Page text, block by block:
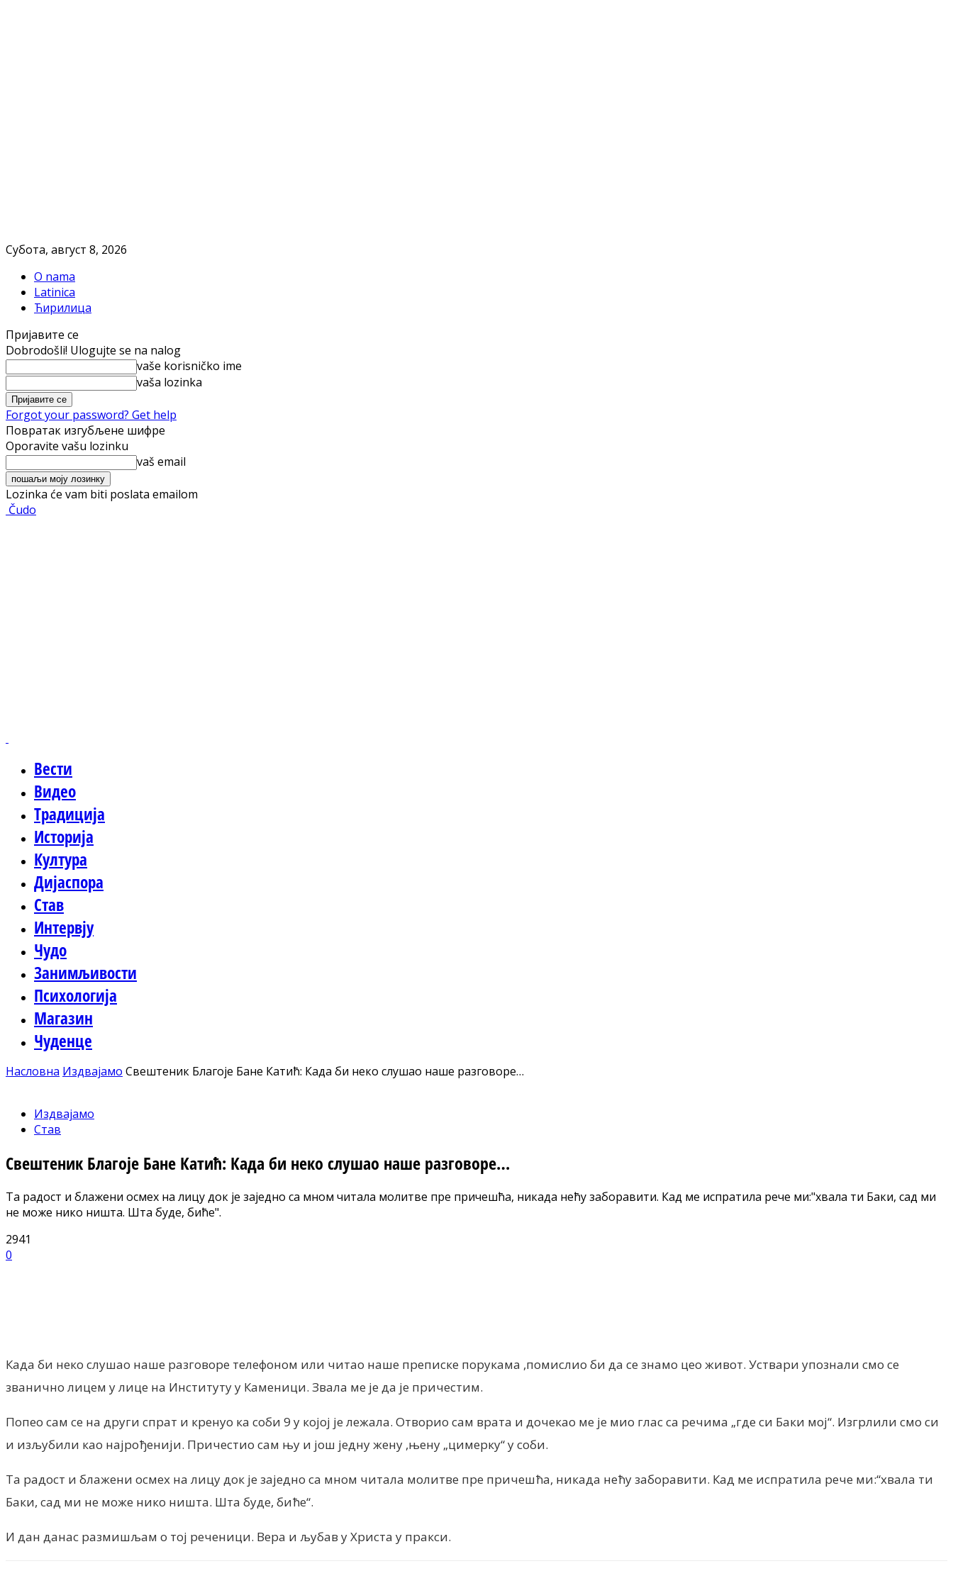
Субота, август 8, 2026
O nama
Latinica
Ћирилица
Пријавите се
Dobrodošli! Ulogujte se na nalog
vaše korisničko ime
vaša lozinka
Forgot your password? Get help
Повратак изгубљене шифре
Oporavite vašu lozinku
vaš email
Lozinka će vam biti poslata emailom
Čudo
Вести
Видео
Традиција
Историја
Култура
Дијаспора
Став
Интервју
Чудо
Занимљивости
Психологија
Магазин
Чуденце
Насловна Издвајамо Свештеник Благоје Бане Катић: Када би неко слушао наше разговоре…
Издвајамо
Став
Свештеник Благоје Бане Катић: Када би неко слушао наше разговоре…
Та радост и блажени осмех на лицу док је заједно са мном читала молитве пре причешћа, никада нећу заборавити. Кад ме испратила рече ми:"хвала ти Баки, сад ми
не може нико ништа. Шта буде, биће".
2941
0
Када би неко слушао наше разговоре телефоном или читао наше преписке порукама ,помислио би да се знамо цео живот. Уствари упознали смо се
званично лицем у лице на Институту у Каменици. Звала ме је да је причестим.
Попео сам се на други спрат и кренуо ка соби 9 у којој је лежала. Отворио сам врата и дочекао ме је мио глас са речима „где си Баки мој“. Изгрлили смо си
и изљубили као најрођенији. Причестио сам њу и још једну жену ,њену „цимерку“ у соби.
Та радост и блажени осмех на лицу док је заједно са мном читала молитве пре причешћа, никада нећу заборавити. Кад ме испратила рече ми:“хвала ти
Баки, сад ми не може нико ништа. Шта буде, биће“.
И дан данас размишљам о тој реченици. Вера и љубав у Христа у пракси.